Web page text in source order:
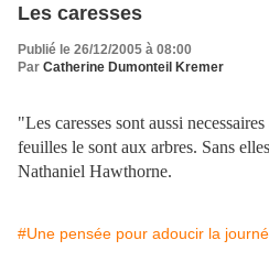
Les caresses
Publié le 26/12/2005 à 08:00
Par Catherine Dumonteil Kremer
"Les caresses sont aussi
feuilles le sont aux arbres. Sans
Nathaniel Hawthorne.
#Une pensée pour adoucir la